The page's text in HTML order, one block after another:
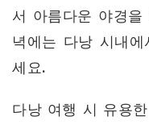
서 아름다운 야경을
녁에는 다낭 시내
세요.
다낭 여행 시 유용